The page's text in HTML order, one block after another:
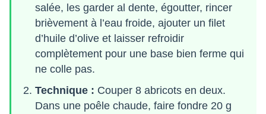
salée, les garder al dente, égoutter, rincer
brièvement à l’eau froide, ajouter un filet
d’huile d’olive et laisser refroidir
complètement pour une base bien ferme qui
ne colle pas.
Technique : Couper 8 abricots en deux.
Dans une poêle chaude, faire fondre 20 g